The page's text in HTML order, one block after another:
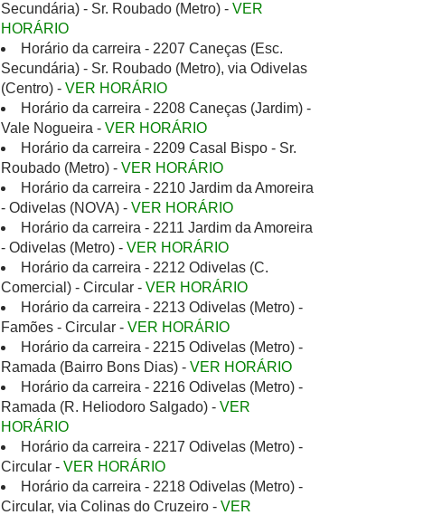
Secundária) - Sr. Roubado (Metro) - VER
HORÁRIO
Horário da carreira - 2207 Caneças (Esc.
Secundária) - Sr. Roubado (Metro), via Odivelas
(Centro) - VER HORÁRIO
Horário da carreira - 2208 Caneças (Jardim) -
Vale Nogueira - VER HORÁRIO
Horário da carreira - 2209 Casal Bispo - Sr.
Roubado (Metro) - VER HORÁRIO
Horário da carreira - 2210 Jardim da Amoreira
- Odivelas (NOVA) - VER HORÁRIO
Horário da carreira - 2211 Jardim da Amoreira
- Odivelas (Metro) - VER HORÁRIO
Horário da carreira - 2212 Odivelas (C.
Comercial) - Circular - VER HORÁRIO
Horário da carreira - 2213 Odivelas (Metro) -
Famões - Circular - VER HORÁRIO
Horário da carreira - 2215 Odivelas (Metro) -
Ramada (Bairro Bons Dias) - VER HORÁRIO
Horário da carreira - 2216 Odivelas (Metro) -
Ramada (R. Heliodoro Salgado) - VER
HORÁRIO
Horário da carreira - 2217 Odivelas (Metro) -
Circular - VER HORÁRIO
Horário da carreira - 2218 Odivelas (Metro) -
Circular, via Colinas do Cruzeiro - VER